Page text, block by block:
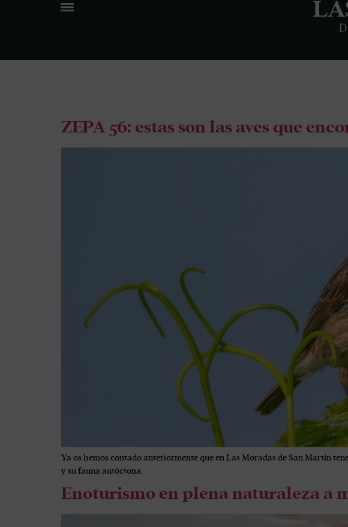
Tag:visita
ZEPA 56: estas son las aves que
Ya os hemos contado anteriormente que en Las Moradas de San Martín
y su fauna autóctona.
Enoturismo en plena naturaleza a